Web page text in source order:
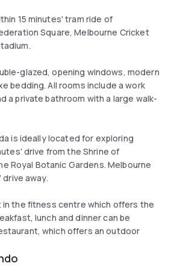
15 minutes' tram ride of
Square, Melbourne Cricket
glazed, opening windows, modern
bedding. All rooms include a work
a private bathroom with a large walk-
is ideally located for exploring
drive from the Shrine of
Royal Botanic Gardens. Melbourne
away.
in the fitness centre which offers the
lunch and dinner can be
which offers an outdoor